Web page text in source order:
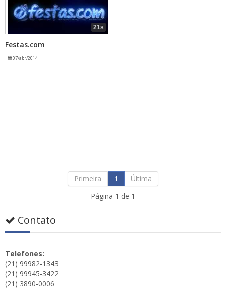
21s
Festas.com
07/abr/2014
Primeira 1
Última
Página 1 de 1
Contato
Telefones:
(21) 99982-1343
(21) 99945-3422
(21) 3890-0006